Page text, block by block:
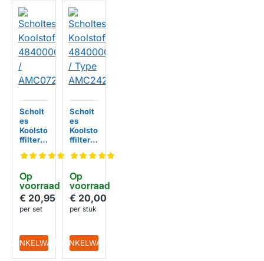
Op
voorraad
Scholt
es
Koolsto
ffilter
00088
AMC07
2
€ 20,95
per set
IN WINKELWAGEN
Op
voorraad
Scholt
es
Koolsto
ffilter
00087
Type
AMC24
2
€ 20,00
per stuk
IN WINKELWAGEN